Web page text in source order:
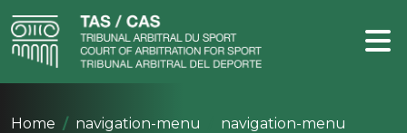
Home navigation-menu navigation-menu